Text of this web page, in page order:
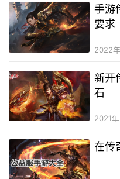
手游
要求
2022
新开
石
2021
在传